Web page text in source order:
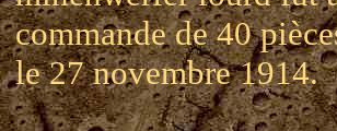
commande de 40
le 27 novembre 1914.